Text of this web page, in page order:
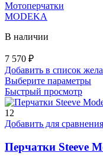
Мотоперчатки
MODEKA
В наличии
7 570 ₽
Добавить в список
Выберите параметры
Быстрый просмотр
12
Добавить для сравнения
Перчатки Steeve